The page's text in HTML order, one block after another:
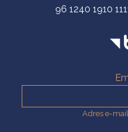
96 1240 1910
Adres e-